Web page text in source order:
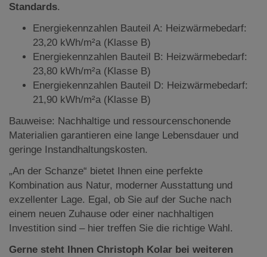
Standards.
Energiekennzahlen Bauteil A: Heizwärmebedarf:
23,20 kWh/m²a (Klasse B)
Energiekennzahlen Bauteil B: Heizwärmebedarf:
23,80 kWh/m²a (Klasse B)
Energiekennzahlen Bauteil D: Heizwärmebedarf:
21,90 kWh/m²a (Klasse B)
Bauweise: Nachhaltige und ressourcenschonende
Materialien garantieren eine lange Lebensdauer und
geringe Instandhaltungskosten.
„An der Schanze“ bietet Ihnen eine perfekte
Kombination aus Natur, moderner Ausstattung und
exzellenter Lage. Egal, ob Sie auf der Suche nach
einem neuen Zuhause oder einer nachhaltigen
Investition sind – hier treffen Sie die richtige Wahl.
Gerne steht Ihnen Christoph Kolar bei weiteren